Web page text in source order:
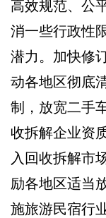
高效规范、公
消一些行政性
潜力。加快修
动各地区彻底
制，放宽二手
收拆解企业资
入回收拆解市
励各地区适当
施旅游民宿行